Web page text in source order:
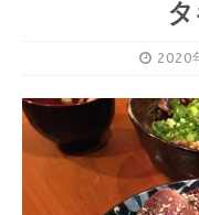
2020